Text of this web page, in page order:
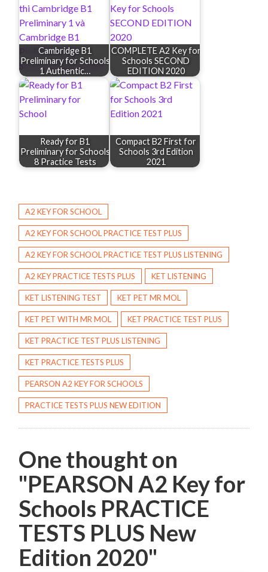
Cambridge B1
Preliminary for Schools
1 Authentic…
COMPLETE A2 Key for
Schools SECOND
EDITION 2020
Ready for B1
Preliminary for Schools
8 Practice Tests
Compact B2 First for
Schools 3rd Edition
2021
A2 KEY FOR SCHOOL
A2 KEY FOR SCHOOL PRACTICE TEST PLUS
A2 KEY FOR SCHOOL PRACTICE TEST PLUS LISTENING
A2 KEY PRACTICE TESTS PLUS KET LISTENING
KET LISTENING TEST KET PET MR MOL
KET PET WITH MR MOL KET PRACTICE TEST PLUS
KET PRACTICE TEST PLUS LISTENING
KET PRACTICE TESTS PLUS
PEARSON A2 KEY FOR SCHOOLS
PRACTICE TESTS PLUS NEW EDITION
One thought on
"PEARSON A2 Key for
Schools PRACTICE
TESTS PLUS New
Edition 2020"